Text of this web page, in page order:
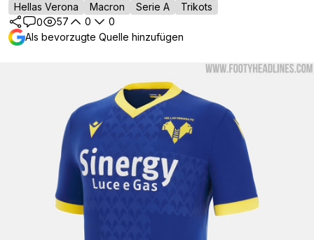
Hellas Verona
Macron Serie A
Trikots
0
57 0
0
Als bevorzugte Quelle hinzufügen